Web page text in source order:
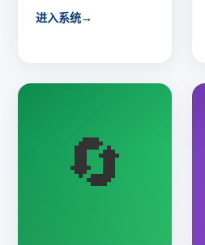
进入系统→
🔄